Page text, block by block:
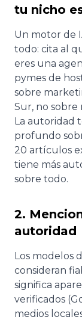
tu nicho
Un motor de
todo: cita al
eres una
pymes de
sobre
Sur, no
La autoridad
profundo
20 artículos
tiene más
sobre todo.
2.
autoridad
Los modelos
consideran
significa
verificados
medios